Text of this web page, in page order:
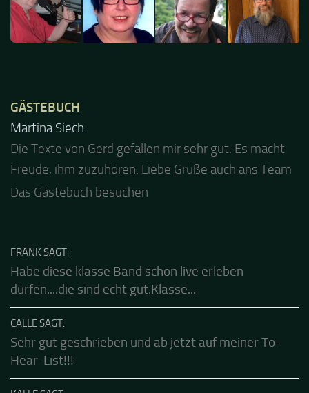
GÄSTEBUCH
Jacel
Guten Abend und auch von uns nochmals besten
Dank für die tolle Mucke zur Party! Der aktuelle Live
FRANK SAGT:
dürfen....die sind echt gut.Klasse...
CALLE SAGT: